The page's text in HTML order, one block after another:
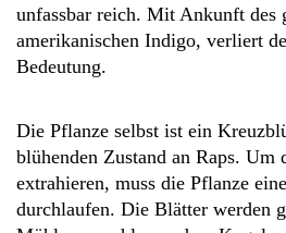
unfassbar reich. Mit Ankunft des
amerikanischen Indigo, verliert
Bedeutung.
Die Pflanze selbst ist ein
blühenden Zustand an Raps. Um
extrahieren, muss die Pflanze
durchlaufen. Die Blätter werden